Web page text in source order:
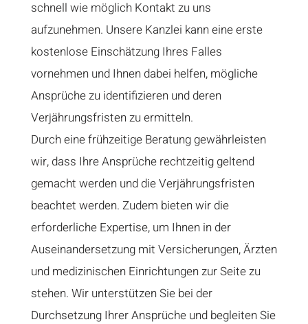
schnell wie möglich Kontakt zu uns
aufzunehmen. Unsere Kanzlei kann eine erste
kostenlose Einschätzung Ihres Falles
vornehmen und Ihnen dabei helfen, mögliche
Ansprüche zu identifizieren und deren
Verjährungsfristen zu ermitteln.
Durch eine frühzeitige Beratung gewährleisten
wir, dass Ihre Ansprüche rechtzeitig geltend
gemacht werden und die Verjährungsfristen
beachtet werden. Zudem bieten wir die
erforderliche Expertise, um Ihnen in der
Auseinandersetzung mit Versicherungen, Ärzten
und medizinischen Einrichtungen zur Seite zu
stehen. Wir unterstützen Sie bei der
Durchsetzung Ihrer Ansprüche und begleiten Sie